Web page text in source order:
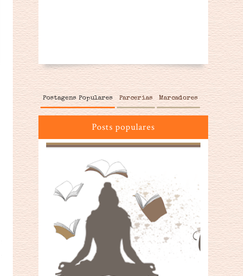
Postagens Populares Parcerias Marcadores
Posts populares